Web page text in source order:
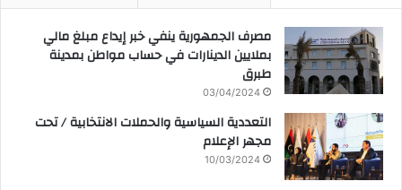
مصرف الجمهورية ينفي خبر إيداع مبلغ مالي
بملايين الدينارات في حساب مواطن بمدينة
طبرق
03/04/2024
التعددية السياسية والحملات الانتخابية / تحت
مجهر الإعلام
10/03/2024